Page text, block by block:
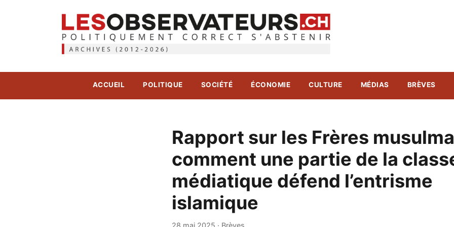
ACCUEIL POLITIQUE SOCIÉTÉ ÉCONOMIE CULTURE MÉDIAS BRÈVES
Rapport sur les Frères
comment une partie de la
médiatique défend l’entrisme
islamique
28 mai 2025 · Brèves